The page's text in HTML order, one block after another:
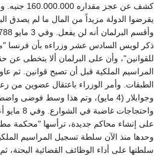
كشف عن عجز
يقرضوا الدولة مزيداً من المال ما لم يصدق
ذكر لويس السادس عشر وزراءه بأن فرنسا
للقوانين"، وأن على البرلمان ألا يتخطى عن
المراسيم الملكية قبل أن تصبح قوانين. ثم
الطبقات. وأمر الوزراء باعتقال عضوين من
وجوابلار (4 مايو)، وتم هذا وسط فوضى
واحتجاجات
على إنشاء محاكم جديدة، ترأسها "محكمة
وحدها منذ الآن سلطة تسجيل المراسيم
سلطتها على أداء الوظائف القضائية البحتة،